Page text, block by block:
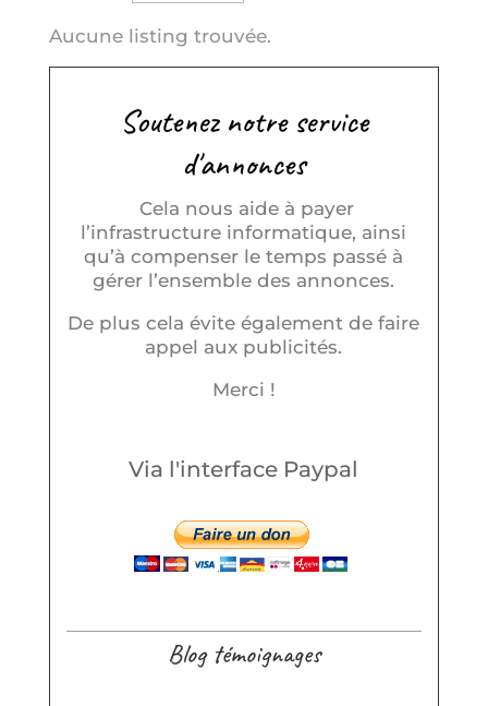
Aucune listing trouvée.
Soutenez notre service
d'annonces
Cela nous aide à payer
l’infrastructure informatique, ainsi
qu’à compenser le temps passé à
gérer l’ensemble des annonces.
De plus cela évite également de faire
appel aux publicités.
Merci !
Via l'interface Paypal
Blog témoignages